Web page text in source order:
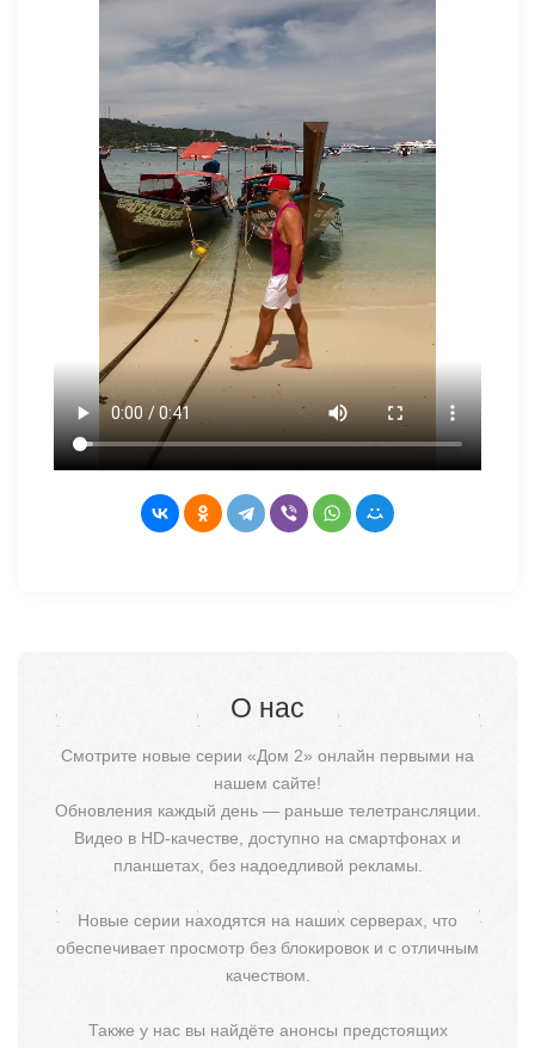
О нас
Смотрите новые серии «Дом 2» онлайн первыми на
нашем сайте!
Обновления каждый день — раньше телетрансляции.
Видео в HD-качестве, доступно на смартфонах и
планшетах, без надоедливой рекламы.
Новые серии находятся на наших серверах, что
обеспечивает просмотр без блокировок и с отличным
качеством.
Также у нас вы найдёте анонсы предстоящих